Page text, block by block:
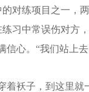
对练项目之一，
习中常误伤对方
信心。“我们站上
着袄子，到这里